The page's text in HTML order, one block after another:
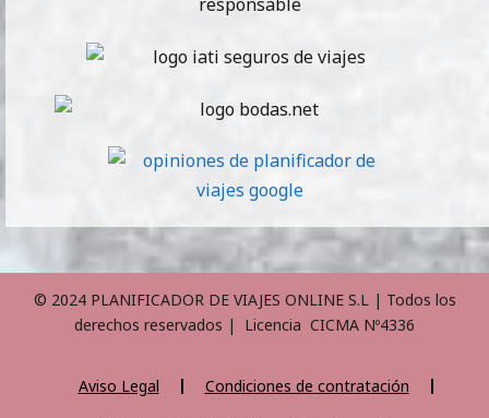
© 2024 PLANIFICADOR DE VIAJES ONLINE S.L | Todos los
derechos reservados | Licencia CICMA Nº4336
Aviso Legal Condiciones de contratación